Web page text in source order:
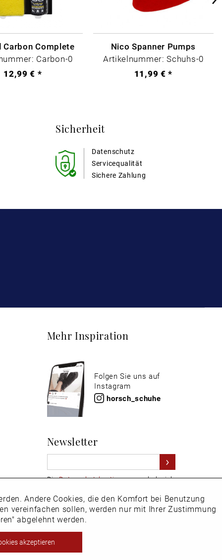
Carbon Complete
Carbon-0
12,99 € *
Nico Spanner Pumps
Artikelnummer: Schuhs-0
11,99 € *
Sicherheit
Datenschutz
Sichere Zahlung
Servicequalität
Mehr Inspiration
Folgen Sie uns auf
Instagram
horsch_schuhe
Newsletter
DieDatenschutzbestimmungenhabe ich
Hiervom Newsletter abmelden.
Ausland steuerbefreit.
Aktiv
Andere Cookies, die den Komfort bei Benutzung
vereinfachen sollen, werden nur mit Ihrer Zustimmung
abgelehnt werden.
akzeptieren